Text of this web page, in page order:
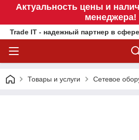
Актуальность цены и
менеджера!
Trade IT - надежный партнер в
Товары и услуги Сетевое